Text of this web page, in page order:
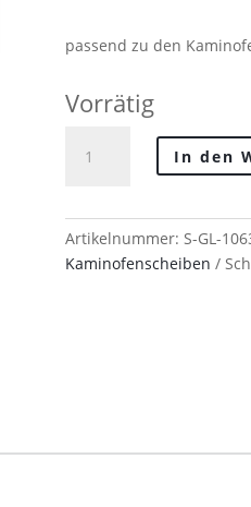
passend zu den
Vorrätig
Kaminofenscheibe
UNI-
1063
In den
Artikelnummer: S-GL-
Kaminofenscheiben